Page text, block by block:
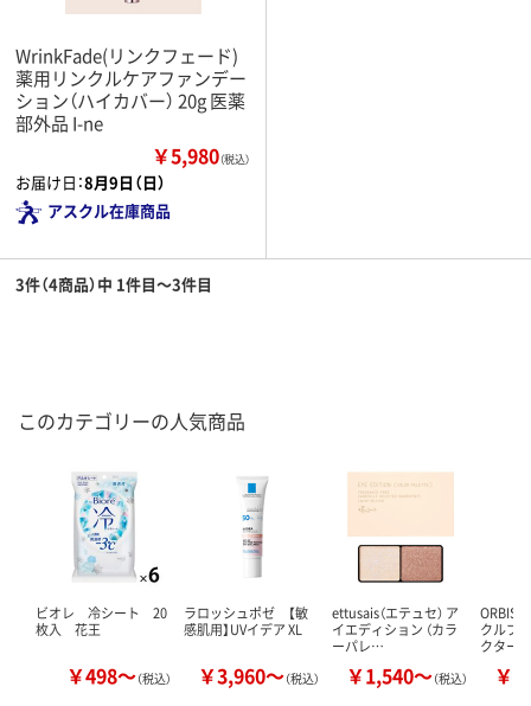
WrinkFade(リンクフェード)
薬用リンクルケアファンデー
ション（ハイカバー） 20g 医薬
部外品 I-ne
￥5,980（税込）
お届け日：8月9日（日）
アスクル在庫商品
3件（4商品）中 1件目～3件目
このカテゴリーの人気商品
ビオレ 冷シート 20
枚入 花王
￥498～（税込）
ラロッシュポゼ 【敏
感肌用】UVイデア XL
￥3,960～（税込）
ettusais（エテュセ） ア
イエディション （カラ
ーパレ…
￥1,540～（税込）
ORBIS（
クルブ
クター
￥